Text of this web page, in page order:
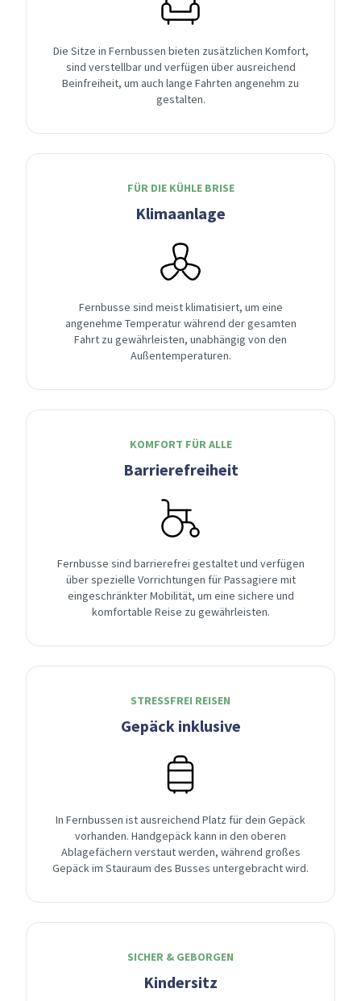
Die Sitze in Fernbussen bieten zusätzlichen Komfort,
sind verstellbar und verfügen über ausreichend
Beinfreiheit, um auch lange Fahrten angenehm zu
gestalten.
FÜR DIE KÜHLE BRISE
Klimaanlage
Fernbusse sind meist klimatisiert, um eine
angenehme Temperatur während der gesamten
Fahrt zu gewährleisten, unabhängig von den
Außentemperaturen.
KOMFORT FÜR ALLE
Barrierefreiheit
Fernbusse sind barrierefrei gestaltet und verfügen
über spezielle Vorrichtungen für Passagiere mit
eingeschränkter Mobilität, um eine sichere und
komfortable Reise zu gewährleisten.
STRESSFREI REISEN
Gepäck inklusive
In Fernbussen ist ausreichend Platz für dein Gepäck
vorhanden. Handgepäck kann in den oberen
Ablagefächern verstaut werden, während großes
Gepäck im Stauraum des Busses untergebracht wird.
SICHER & GEBORGEN
Kindersitz